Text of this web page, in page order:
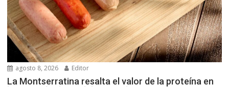
agosto 8, 2026 Editor
La Montserratina resalta el valor de la proteína en